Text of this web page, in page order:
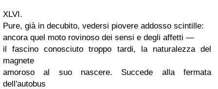
XLVI.
Pure, già in decubito, vedersi piovere addosso scintille:
ancora quel moto rovinoso dei sensi e degli affetti —
il fascino conosciuto troppo tardi, la naturalezza del
magnete
amoroso al suo nascere. Succede alla fermata
dell'autobus